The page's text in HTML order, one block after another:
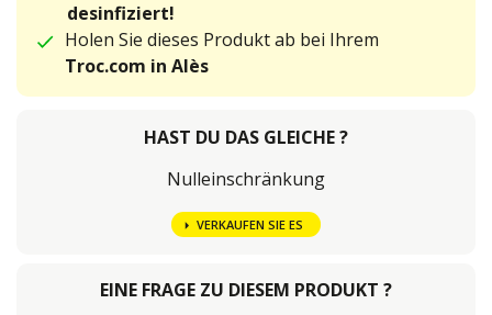
desinfiziert!
Holen Sie dieses Produkt ab bei Ihrem
Troc.com in Alès
HAST DU DAS GLEICHE ?
Nulleinschränkung
VERKAUFEN SIE ES
EINE FRAGE ZU DIESEM PRODUKT ?